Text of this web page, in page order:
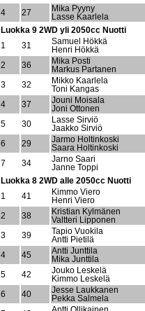
4
27
Mika Pyyny
Lasse Kaarlela
Luokka 9 2WD yli 2050cc Nuotti
1
31
Samuel Hökkä
Henri Hökkä
2
36
Mika Posti
Markus Partanen
3
32
Mikko Kaarlela
Toni Kangas
4
37
Jouni Moisala
Joni Ottonen
5
30
Lasse Sirviö
Jaakko Sirviö
6
29
Jarmo Holtinkoski
Saara Holtinkoski
7
34
Jarno Saari
Janne Toppi
Luokka 8 2WD alle 2050cc Nuotti
1
41
Kimmo Viero
Henri Viero
2
38
Kristian Kylmänen
Valtteri Lipponen
3
39
Tapio Vuokila
Antti Pietilä
4
45
Antti Junttila
Mika Junttila
5
42
Jouko Leskelä
Kimmo Leskelä
6
40
Jesse Laukkanen
Pekka Salmela